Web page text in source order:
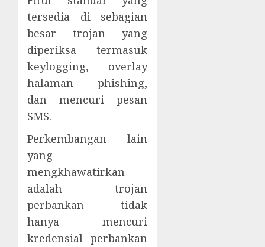
tersedia di sebagian
besar trojan yang
diperiksa termasuk
keylogging, overlay
halaman phishing,
dan mencuri pesan
SMS.
Perkembangan lain
yang
mengkhawatirkan
adalah trojan
perbankan tidak
hanya mencuri
kredensial perbankan